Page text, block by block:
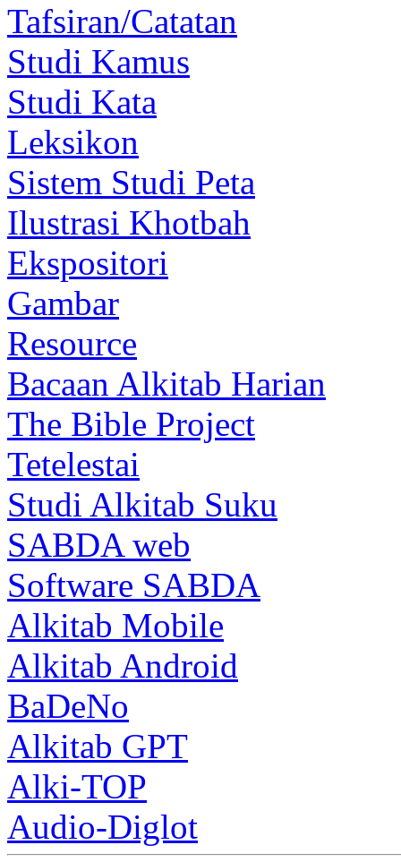
Tafsiran/Catatan
Studi Kamus
Studi Kata
Leksikon
Sistem Studi Peta
Ilustrasi Khotbah
Ekspositori
Gambar
Resource
Bacaan Alkitab Harian
The Bible Project
Tetelestai
Studi Alkitab Suku
SABDA web
Software SABDA
Alkitab Mobile
Alkitab Android
BaDeNo
Alkitab GPT
Alki-TOP
Audio-Diglot